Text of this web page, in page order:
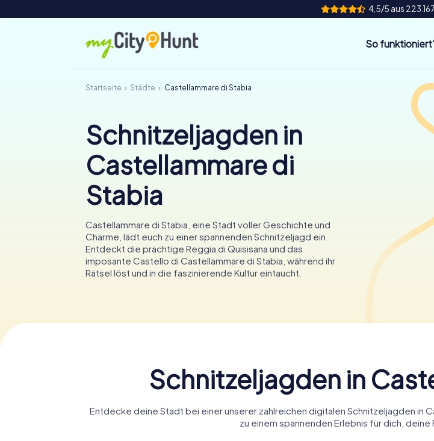
4,5/5 aus
So
Startseite Städte Castellammare di Stabia
Schnitzeljagden in
Castellammare di
Stabia
Castellammare di Stabia, eine Stadt voller Geschichte und
Charme, lädt euch zu einer spannenden Schnitzeljagd ein.
Entdeckt die prächtige Reggia di Quisisana und das
imposante Castello di Castellammare di Stabia, während ihr
Rätsel löst und in die faszinierende Kultur eintaucht.
Schnitzeljagden in
Entdecke deine Stadt bei einer unserer zahlreichen digitalen Schnitzeljagden in
zu einem spannenden Erlebnis für dich, deine